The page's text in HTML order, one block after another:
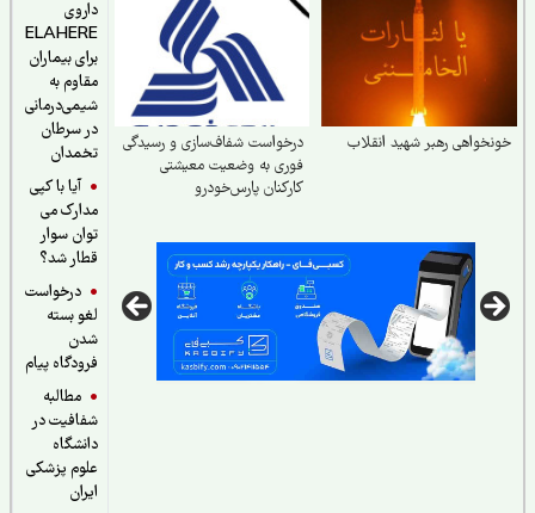
ELAHERE
برای بیماران
مقاوم به
شیمی‌درمانی
در سرطان
تخمدان
آیا با کپی
مدارک می
توان سوار
قطار شد؟
درخواست
لغو بسته
فرودگاه پیام
مطالبه
شفافیت در
دانشگاه
علوم پزشکی
رهبر شهید انقلاب
درخواست شفاف‌سازی و رسیدگی
فوری به وضعیت معیشتی
کارکنان پارس‌خودرو